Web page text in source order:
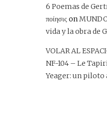
6 Poemas de
ποίησις on
vida y la obra de
VOLAR AL
NF-104 – Le
Yeager: un